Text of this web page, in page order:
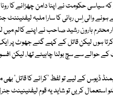
سیاسی حکومت نے اپنا دامن چھڑانے کا
والی اِس رہائی کا سارا ملبہ لیفٹیننٹ
محترم ہارون رشید صاحب نے اپنے کالم
لیکن قاتل کے کہے گئے جھوٹ پر ایک
حوالے سے سچ بولنا چاہیئے تھا، لیکن
ڈیوس کے لیے تو لفظ 'کرائے کا قاتل'
استعمال کریں تو شاید یہ قوم لیفٹینینٹ